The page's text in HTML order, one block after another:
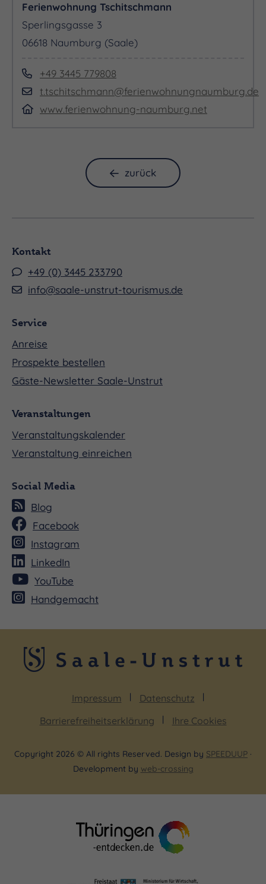
Ferienwohnung Tschitschmann
Sperlingsgasse 3
06618 Naumburg (Saale)
+49 3445 779808
t.tschitschmann@ferienwohnungnaumburg.de
www.ferienwohnung-naumburg.net
zurück
Kontakt
+49 (0) 3445 233790
info@saale-unstrut-tourismus.de
Service
Anreise
Prospekte bestellen
Gäste-Newsletter Saale-Unstrut
Veranstaltungen
Veranstaltungskalender
Veranstaltung einreichen
Social Media
Blog
Facebook
Instagram
LinkedIn
YouTube
Handgemacht
Impressum
Datenschutz
Barrierefreiheitserklärung
Ihre Cookies
Copyright 2026 © All rights Reserved. Design by SPEEDUUP ·
Development by web-crossing